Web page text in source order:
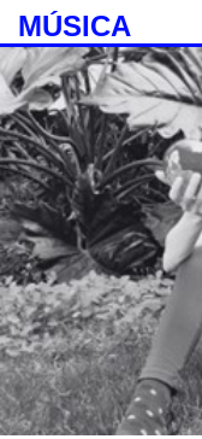
MÚSICA